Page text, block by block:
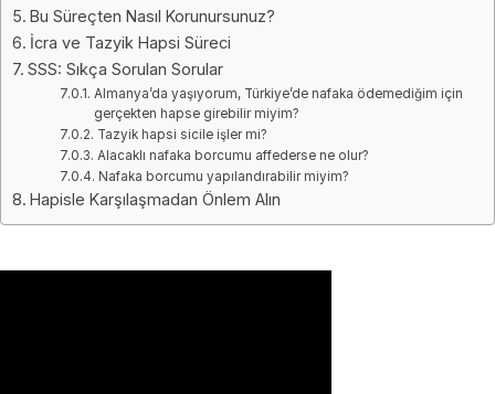
Bu Süreçten Nasıl Korunursunuz?
İcra ve Tazyik Hapsi Süreci
SSS: Sıkça Sorulan Sorular
Almanya’da yaşıyorum, Türkiye’de nafaka ödemediğim için
gerçekten hapse girebilir miyim?
Tazyik hapsi sicile işler mi?
Alacaklı nafaka borcumu affederse ne olur?
Nafaka borcumu yapılandırabilir miyim?
Hapisle Karşılaşmadan Önlem Alın